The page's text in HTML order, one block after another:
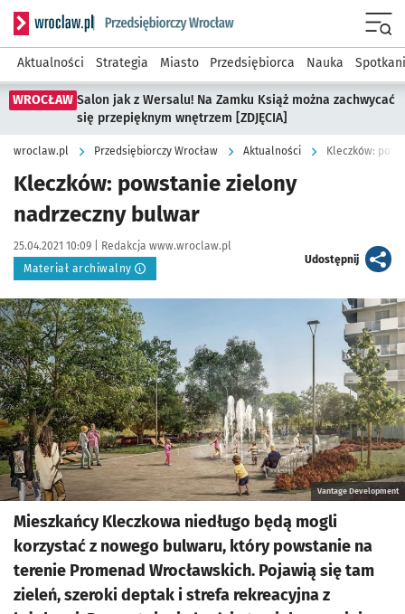
Serwis informacyjny wroclaw.pl podserwis: Strategia
Aktualności Strategia Miasto Przedsiębiorca Nauka
WROCŁAW Salon jak z Wersalu! Na Zamku Książ można zachwycać
się przepięknym wnętrzem [ZDJĘCIA]
wroclaw.pl Przedsiębiorczy Wrocław Aktualności Kleczków:
Kleczków: powstanie zielony
nadrzeczny bulwar
Data publikacji:
25.04.2021 10:09 | Autor:
Redakcja www.wroclaw.pl
Materiał archiwalny
Udostępnijartykuł
Kliknij, aby powiększyć
Vantage Development
Mieszkańcy Kleczkowa niedługo będą mogli
korzystać z nowego bulwaru, który powstanie na
terenie Promenad Wrocławskich. Pojawią się tam
zieleń, szeroki deptak i strefa rekreacyjna z